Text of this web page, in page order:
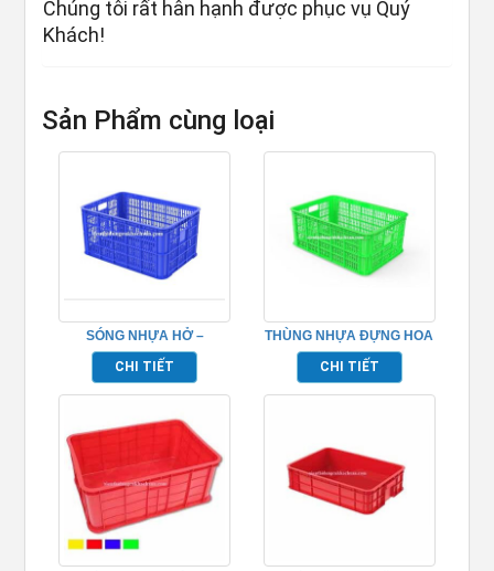
Chúng tôi rất hân hạnh được phục vụ Quý
Khách!
Sản Phẩm cùng loại
SÓNG NHỰA HỞ –
TPHM056
CHI TIẾT
THÙNG NHỰA ĐỰNG HOA
QUẢ – TPHM055
CHI TIẾT